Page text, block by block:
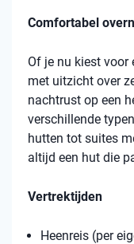
Comfortabel
Of je nu kiest
met uitzicht over
nachtrust op een
verschillende
hutten tot suites
altijd een hut die
Vertrektijden
Heenreis (per